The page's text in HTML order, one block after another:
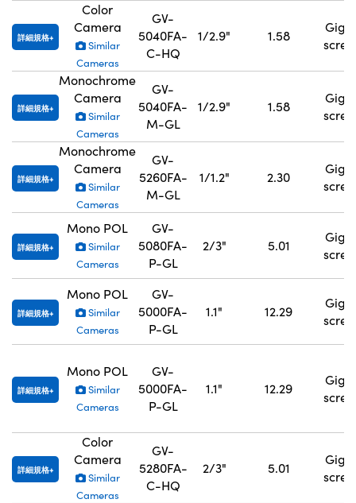
詳細規格
Color
Camera
Similar
Cameras
GV-
5040FA-
C-HQ
1/2.9" 1.58
GigE
詳細規格
Monochrome
Camera
Similar
Cameras
GV-
5040FA-
M-GL
1/2.9" 1.58
GigE
詳細規格
Monochrome
Camera
Similar
Cameras
GV-
5260FA-
M-GL
1/1.2" 2.30
GigE
詳細規格
Mono POL
Similar
Cameras
GV-
5080FA-
P-GL
2/3" 5.01
GigE
詳細規格
Mono POL
Similar
Cameras
GV-
5000FA-
P-GL
1.1" 12.29
GigE
詳細規格
Mono POL
Similar
Cameras
GV-
5000FA-
P-GL
1.1" 12.29
GigE
詳細規格
Color
Camera
Similar
Cameras
GV-
5280FA-
C-HQ
2/3" 5.01
GigE